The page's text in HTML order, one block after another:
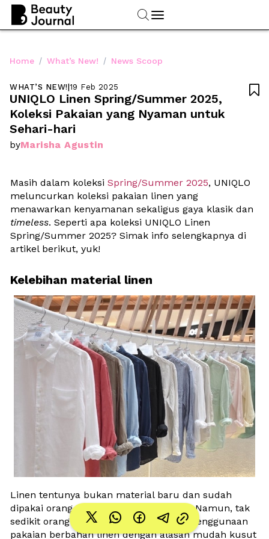
Home / What’s New! / News Scoop
WHAT’S NEW!|19 Feb 2025
UNIQLO Linen Spring/Summer 2025,
Koleksi Pakaian yang Nyaman untuk
Sehari-hari
byMarisha Agustin

Masih dalam koleksi Spring/Summer 2025, UNIQLO
meluncurkan koleksi pakaian linen yang
timeless. Seperti apa koleksi UNIQLO Linen
Spring/Summer 2025? Simak info selengkapnya di
artikel berikut, yuk!
Kelebihan material linen
Linen tentunya bukan material baru dan sudah
dipakai orang sejak ratusan tahun lalu. Namun, tak
sedikit orang yang justru menghindari penggunaan
pakaian berbahan linen dengan alasan mudah kusut